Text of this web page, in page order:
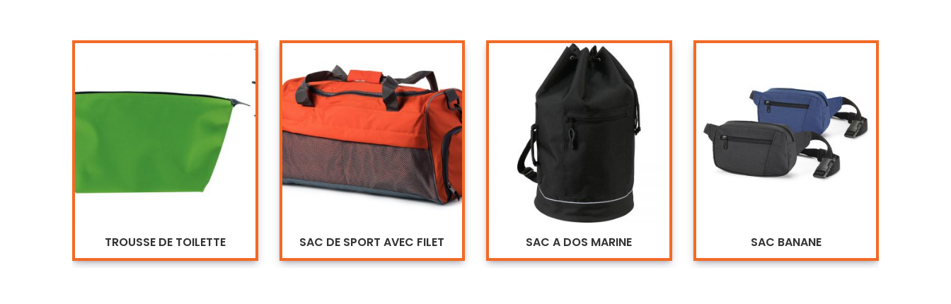
TROUSSE DE TOILETTE SAC DE SPORT AVEC FILET SAC A DOS MARINE SAC BANANE